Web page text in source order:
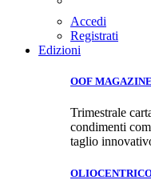
Accedi
Registrati
Edizioni
OOF MAGAZINE
Trimestrale
condimenti
taglio